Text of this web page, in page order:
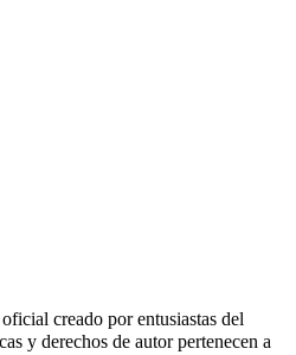
creado por entusiastas del
y derechos de autor pertenecen a